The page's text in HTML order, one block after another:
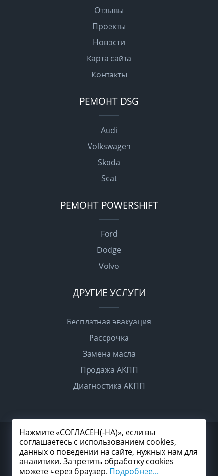
Отзывы
Проекты
Новости
Карта сайта
Контакты
РЕМОНТ DSG
Audi
Volkswagen
Skoda
Seat
РЕМОНТ POWERSHIFT
Ford
Dodge
Volvo
ДРУГИЕ УСЛУГИ
Бесплатная эвакуация
Рассрочка
Замена масла
Продажа АКПП
Диагностика АКПП
2026 © Все права защищены
Политика конфиденциальности
Согласие на обработку персональных данных
Карта сайта
Нажмите «СОГЛАСЕН(-НА)», если вы
соглашаетесь с использованием cookies,
данных о поведении на сайте, нужных нам для
аналитики. Запретить обработку cookies
можете через браузер. Подробнее...